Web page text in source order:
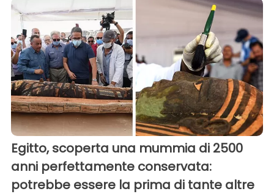
Egitto, scoperta una mummia di 2500
anni perfettamente conservata:
potrebbe essere la prima di tante altre